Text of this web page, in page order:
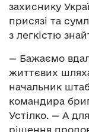
захиснику
присязі та
з легкістю
— Бажаємо
життєвих
начальник
командира
Устілко. — А
рішення